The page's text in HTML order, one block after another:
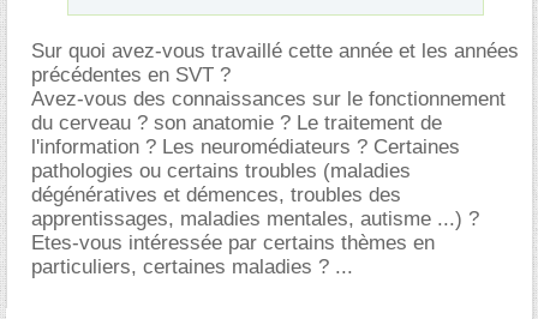
Sur quoi avez-vous travaillé cette année et les années
précédentes en SVT ?
Avez-vous des connaissances sur le fonctionnement
du cerveau ? son anatomie ? Le traitement de
l'information ? Les neuromédiateurs ? Certaines
pathologies ou certains troubles (maladies
dégénératives et démences, troubles des
apprentissages, maladies mentales, autisme ...) ?
Etes-vous intéressée par certains thèmes en
particuliers, certaines maladies ? ...